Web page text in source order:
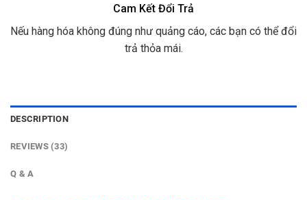
Cam Kết Đổi Trả
Nếu hàng hóa không đúng như quảng cáo, các bạn có thể đổi
trả thỏa mái.
DESCRIPTION
REVIEWS (33)
Q & A